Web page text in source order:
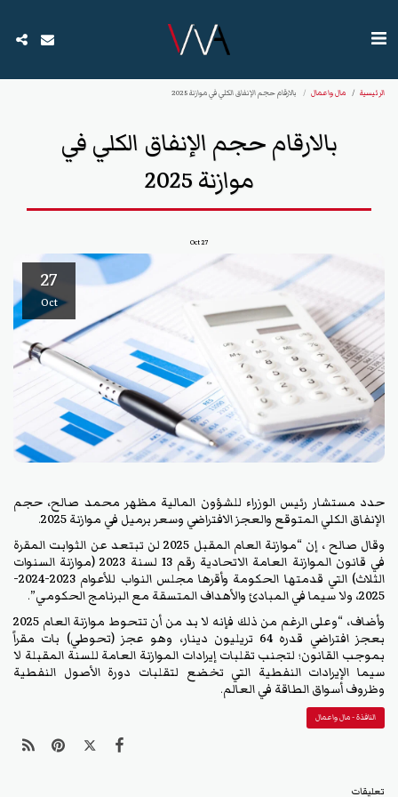
الرئيسية مال واعمال بالارقام حجم الإنفاق الكلي في موازنة 2025
بالارقام حجم الإنفاق الكلي في
موازنة 2025
27
Oct
27
Oct
حدد مستشار رئيس الوزراء للشؤون المالية مظهر محمد صالح، حجم
الإنفاق الكلي المتوقع والعجز الافتراضي وسعر برميل في موازنة 2025.
وقال صالح ، إن “موازنة العام المقبل 2025 لن تبتعد عن الثوابت المقرة
في قانون الموازنة العامة الاتحادية رقم 13 لسنة 2023 (موازنة السنوات
الثلاث) التي قدمتها الحكومة وأقرها مجلس النواب للأعوام 2023-2024-
2025، ولا سيما في المبادئ والأهداف المتسقة مع البرنامج الحكومي”.
وأضاف، “وعلى الرغم من ذلك فإنه لا بد من أن تتحوط موازنة العام 2025
بعجز افتراضي قدره 64 تريليون دينار، وهو عجز (تحوطي) بات مقراً
بموجب القانون؛ لتجنب تقلبات إيرادات الموازنة العامة للسنة المقبلة لا
سيما الإيرادات النفطية التي تخضع لتقلبات دورة الأصول النفطية
وظروف أسواق الطاقة في العالم.
النافذة - مال واعمال
تعليقات